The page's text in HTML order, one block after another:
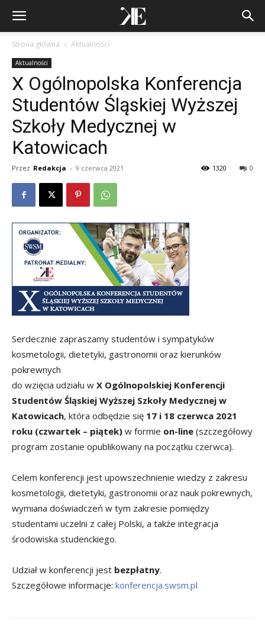
Strona główna Aktualności
Aktualności
X Ogólnopolska Konferencja
Studentów Śląskiej Wyższej
Szkoły Medycznej w
Katowicach
Przez Redakcja - 9 czerwca 2021 0
1320
Serdecznie zapraszamy studentów i sympatyków
kosmetologii, dietetyki, gastronomii oraz kierunków
pokrewnych
do wzięcia udziału w X Ogólnopolskiej Konferencji
Studentów Śląskiej Wyższej Szkoły Medycznej w
Katowicach, która odbędzie się 17 i 18 czerwca 2021
roku (czwartek – piątek) w formie on-line (szczegółowy
program zostanie opublikowany na początku czerwca).
Celem konferencji jest upowszechnienie wiedzy z zakresu
kosmetologii, dietetyki, gastronomii oraz nauk pokrewnych,
wymiana doświadczeń w tym zakresie pomiędzy
studentami uczelni z całej Polski, a także integracja
środowiska studenckiego.
Udział w konferencji jest bezpłatny.
Szczegółowe informacje: konferencja.swsm.pl